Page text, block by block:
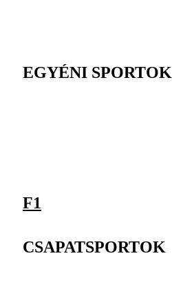
EGYÉNI SPORTOK
F1
CSAPATSPORTOK